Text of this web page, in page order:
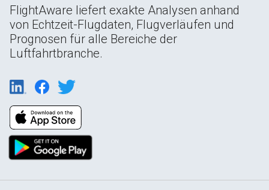
FlightAware liefert exakte Analysen anhand
von Echtzeit-Flugdaten, Flugverläufen und
Prognosen für alle Bereiche der
Luftfahrtbranche.